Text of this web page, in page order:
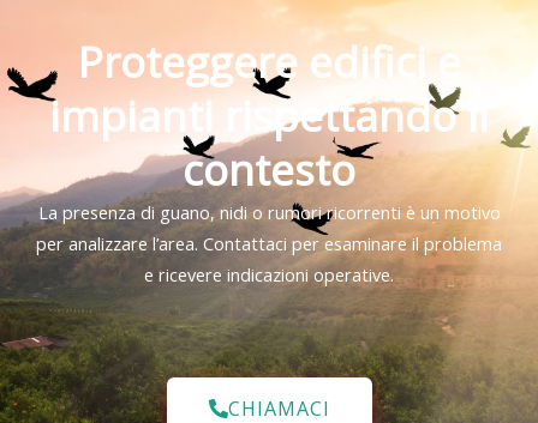
Proteggere edifici e
impianti rispettando il
contesto
La presenza di guano, nidi o rumori ricorrenti è un motivo
per analizzare l’area. Contattaci per esaminare il problema
e ricevere indicazioni operative.
CHIAMACI